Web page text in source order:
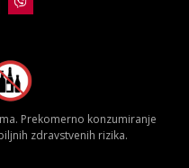
Prekomerno konzumiranje
zdravstvenih rizika.